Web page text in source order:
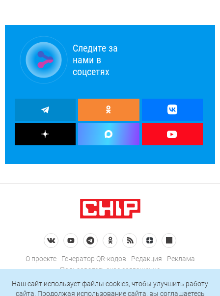
Следите за
нами в
соцсетях
О проекте Генератор QR-кодов Редакция
Реклама
Пользовательское соглашение
Политика конфиденциальности
Наш сайт использует файлы cookies, чтобы улучшить работу
сайта. Продолжая использование сайта, вы соглашаетесь